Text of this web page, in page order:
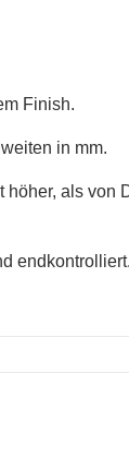
Finish.
in mm.
als von
endkontrolliert.